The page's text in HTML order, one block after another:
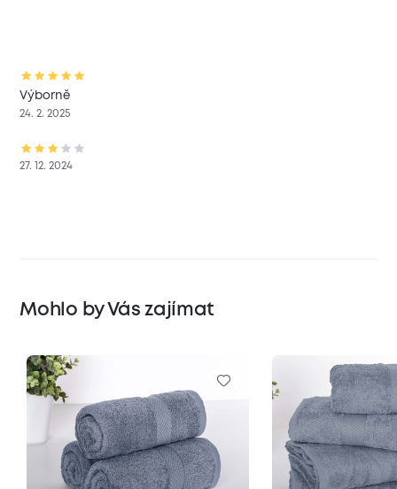
Výborně
24. 2. 2025
27. 12. 2024
Mohlo by Vás zajímat